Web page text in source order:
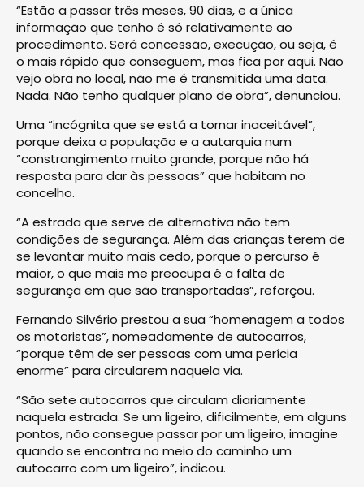
“Estão a passar três meses, 90 dias, e a única
informação que tenho é só relativamente ao
procedimento. Será concessão, execução, ou seja, é
o mais rápido que conseguem, mas fica por aqui. Não
vejo obra no local, não me é transmitida uma data.
Nada. Não tenho qualquer plano de obra”, denunciou.
Uma “incógnita que se está a tornar inaceitável”,
porque deixa a população e a autarquia num
“constrangimento muito grande, porque não há
resposta para dar às pessoas” que habitam no
concelho.
“A estrada que serve de alternativa não tem
condições de segurança. Além das crianças terem de
se levantar muito mais cedo, porque o percurso é
maior, o que mais me preocupa é a falta de
segurança em que são transportadas”, reforçou.
Fernando Silvério prestou a sua “homenagem a todos
os motoristas”, nomeadamente de autocarros,
“porque têm de ser pessoas com uma perícia
enorme” para circularem naquela via.
“São sete autocarros que circulam diariamente
naquela estrada. Se um ligeiro, dificilmente, em alguns
pontos, não consegue passar por um ligeiro, imagine
quando se encontra no meio do caminho um
autocarro com um ligeiro”, indicou.